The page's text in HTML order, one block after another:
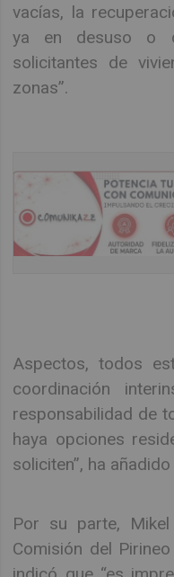
vacías, la
ya en desuso o
solicitantes de
zonas”.
Aspectos, todos
coordinación
responsabilidad de
haya opciones
soliciten”, ha
Por su parte,
Comisión del